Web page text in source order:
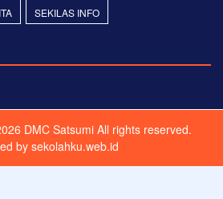
SEKILAS INFO
DMC SatsumiAll rights reserved.
by sekolahku.web.id